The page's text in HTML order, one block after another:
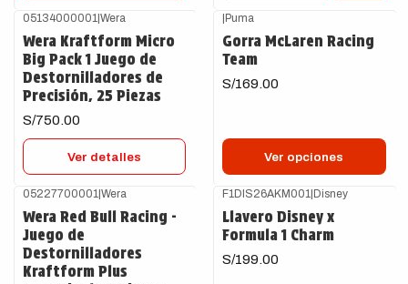
05134000001 |Wera
Wera Kraftform Micro
Big Pack 1 Juego de
Destornilladores de
Precisión, 25 Piezas
S/750.00
Ver detalles
|Puma
Gorra McLaren Racing
Team
S/169.00
Ver opciones
05227700001 |Wera
Wera Red Bull Racing -
Juego de
Destornilladores
Kraftform Plus
F1DIS26AKM001 |Disney
Llavero Disney x
Formula 1 Charm
S/199.00